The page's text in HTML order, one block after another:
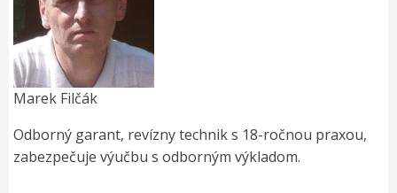
Marek Filčák
Odborný garant, revízny technik s 18-ročnou praxou,
zabezpečuje výučbu s odborným výkladom.